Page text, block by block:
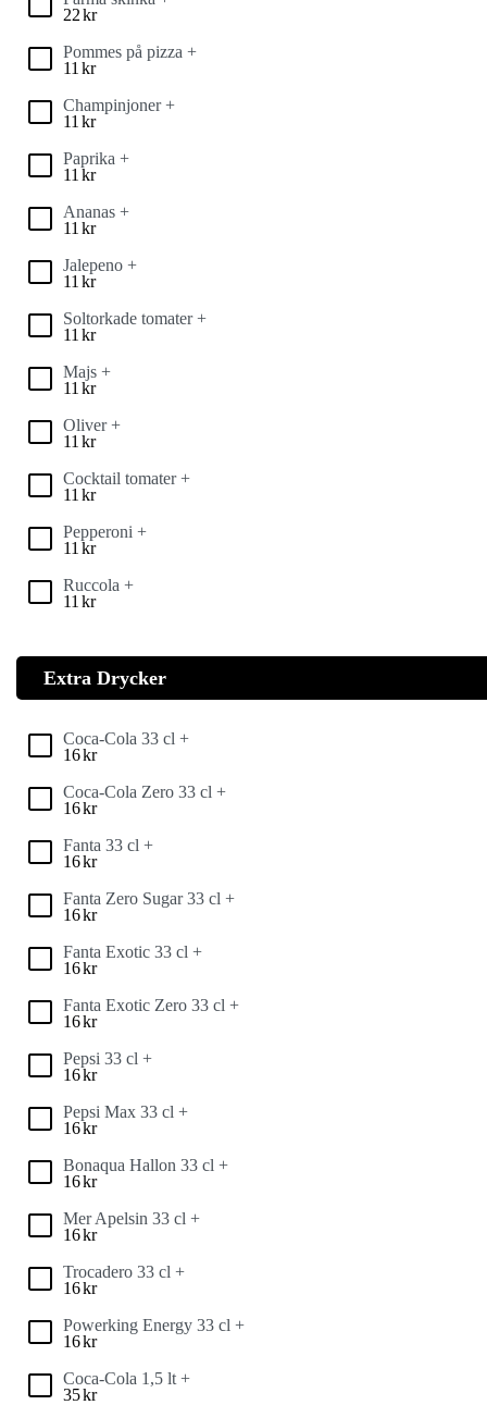
22kr
Pommes på pizza +
11 kr
Champinjoner +
11 kr
Paprika +
11 kr
Ananas +
11 kr
Jalepeno +
11 kr
Soltorkade tomater +
11 kr
Majs +
11 kr
Oliver +
11 kr
Cocktail tomater +
11 kr
Pepperoni +
11 kr
Ruccola +
11 kr
Extra Drycker
Coca-Cola 33 cl +
16kr
Coca-Cola Zero 33 cl +
16kr
Fanta 33 cl +
16kr
Fanta Zero Sugar 33 cl +
16kr
Fanta Exotic 33 cl +
16kr
Fanta Exotic Zero 33 cl +
16kr
Pepsi 33 cl +
16kr
Pepsi Max 33 cl +
16kr
Bonaqua Hallon 33 cl +
16kr
Mer Apelsin 33 cl +
16kr
Trocadero 33 cl +
16kr
Powerking Energy 33 cl +
16kr
Coca-Cola 1,5 lt +
35kr